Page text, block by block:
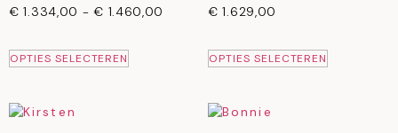
€ 1.334,00 - € 1.460,00
OPTIES SELECTEREN
€ 1.629,00
OPTIES SELECTEREN